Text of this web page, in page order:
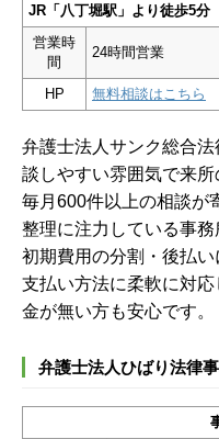
JR「八丁堀駅」より徒歩5分
営業時
間
24時間営業
HP 無料相談はこちら
弁護士法人サンク総合
談しやすい雰囲気で来所
毎月600件以上の相談が
整理に注力している事務
初期費用の分割・後払
支払い方法に柔軟に対
金が無い方も安心です。
弁護士法人ひばり法律